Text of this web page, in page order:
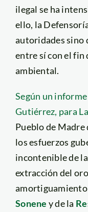
ilegal se ha
ello, la
autoridades sino
entre sí con el
ambiental.
Según un
Gutiérrez, para
Pueblo de Madre
los esfuerzos
incontenible de
extracción del
Sonene y de la